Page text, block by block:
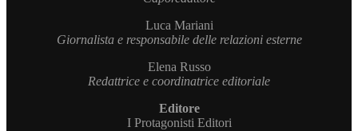
Luca Mariani
Giornalista e responsabile delle relazioni esterne
Elena Russo
Redattrice e coordinatrice editoriale
Editore
I Protagonisti Editori